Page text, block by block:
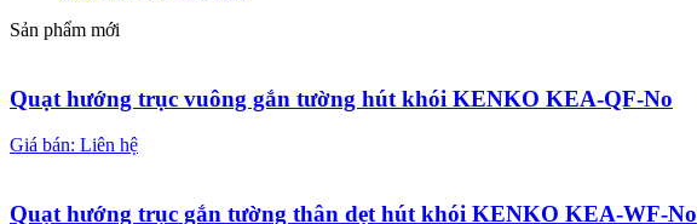
Sản phẩm mới
Quạt hướng trục vuông gắn tường hút khói KENKO KEA-QF-No
Giá bán: Liên hệ
Quạt hướng trục gắn tường thân dẹt hút khói KENKO KEA-WF-No